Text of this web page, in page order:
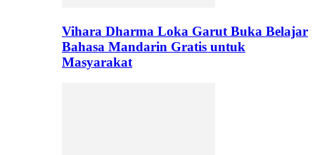
Vihara Dharma Loka Garut Buka Belajar
Bahasa Mandarin Gratis untuk
Masyarakat